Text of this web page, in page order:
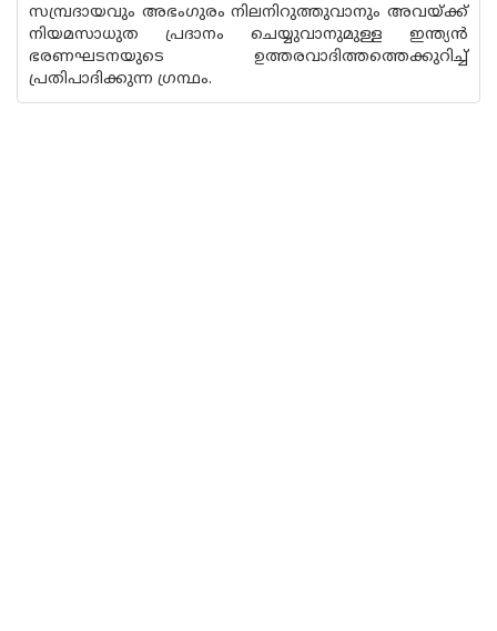
സമ്പ്രദായവും അഭംഗുരം നിലനിറുത്തുവാനും അവയ്ക്ക്
നിയമസാധുത പ്രദാനം ചെയ്യുവാനുമുള്ള ഇന്ത്യൻ
ഭരണഘടനയുടെ ഉത്തരവാദിത്തത്തെക്കുറിച്ച്
പ്രതിപാദിക്കുന്ന ഗ്രന്ഥം.